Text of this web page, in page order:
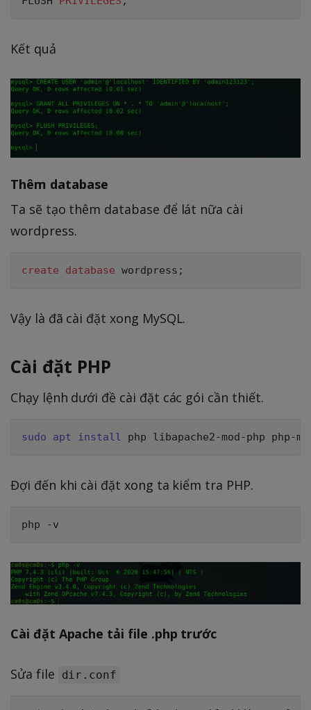
Kết quả
Thêm database
Ta sẽ tạo thêm database để lát nữa cài
wordpress.
create database wordpress ;
Vậy là đã cài đặt xong MySQL.
Cài đặt PHP
Chạy lệnh dưới đề cài đặt các gói cần thiết.
sudo apt install
Đợi đến khi cài đặt xong ta kiểm tra PHP.
Cài đặt Apache tải file .php trước
Sửa file dir.conf